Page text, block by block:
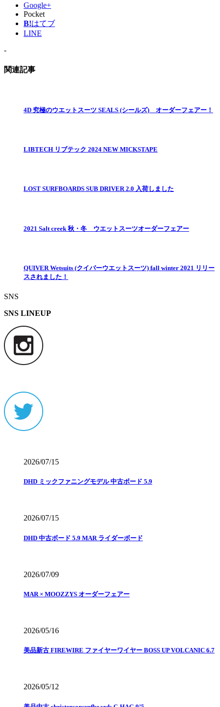
Google+
Pocket
B!はてブ
LINE
-
関連記事
4D 究極のウエットスーツ SEALS (シールズ) オーダーフェアー！
LIBTECH リブテック 2024 NEW MICKSTAPE
LOST SURFBOARDS SUB DRIVER 2.0 入荷しました
2021 Salt creek 秋・冬 ウエットスーツオーダーフェアー
QUIVER Wetsuits (クイバーウエットスーツ) fall winter 2021 リリー
スされました！
SNS
SNS LINEUP
2026/07/15
DHD ミックファニングモデル 中古ボード 5.9
2026/07/15
DHD 中古ボード 5.9 MAR ライダーボード
2026/07/09
MAR × MOOZZYS オーダーフェアー
2026/05/16
美品新古 FIREWIRE ファイヤーワイヤー BOSS UP VOLCANIC 6.7
2026/05/12